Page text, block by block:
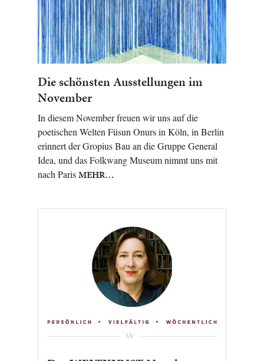
Die schönsten Ausstellungen im
November
In diesem November freuen wir uns auf die
poetischen Welten Füsun Onurs in Köln, in Berlin
erinnert der Gropius Bau an die Gruppe General
Idea, und das Folkwang Museum nimmt uns mit
nach ParisMEHR…